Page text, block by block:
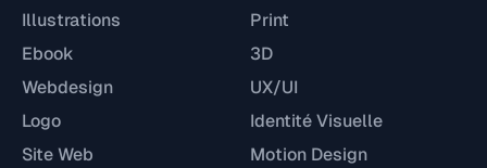
Illustrations
Print
Ebook
3D
Webdesign
UX/UI
Logo
Identité Visuelle
Site Web
Motion Design